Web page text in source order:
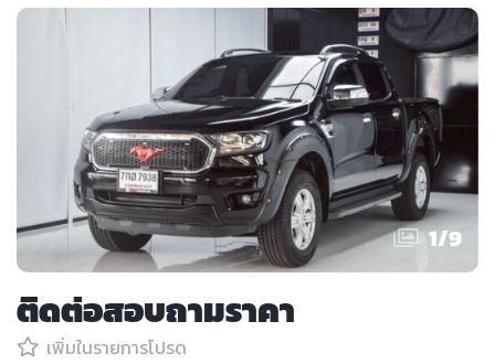
1/9
ติดต่อสอบถามราคา
เพิ่มในรายการโปรด